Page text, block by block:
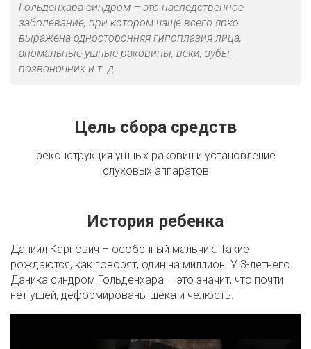
Гольденхара синдром – это наследственное
заболевание, при котором чаще всего ярко
выражена односторонняя гипоплазия лица,
аномальные ушные раковины, веки, зубы,
позвоночник и т. д.
Цель сбора средств
реконструкция ушных раковин и установление
слуховых аппаратов
История ребенка
Даниил Карпович – особенный мальчик. Такие
рождаются, как говорят, один на миллион. У 3-летнего
Даника синдром Гольденхара – это значит, что почти
нет ушей, деформированы щека и челюсть.